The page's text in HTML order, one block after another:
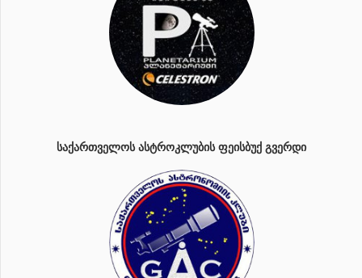
ᲡᲐᲥᲐᲠᲗᲕᲔᲚᲝᲡ ᲐᲡᲢᲠᲝᲙᲚᲣᲑᲘᲡ ᲤᲔᲘᲡᲑᲣᲥ ᲒᲕᲔᲠᲓᲘ